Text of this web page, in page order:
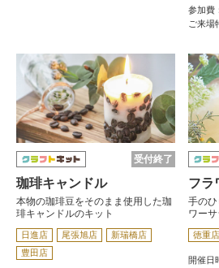
参加費：
ご来場
受付終了
珈琲キャンドル
本物の珈琲豆をそのまま使用した珈
琲キャンドルのキット
日進店 尾張旭店
新瑞橋店
豊田店
フラ
手の
ワー
徳重店
開催日